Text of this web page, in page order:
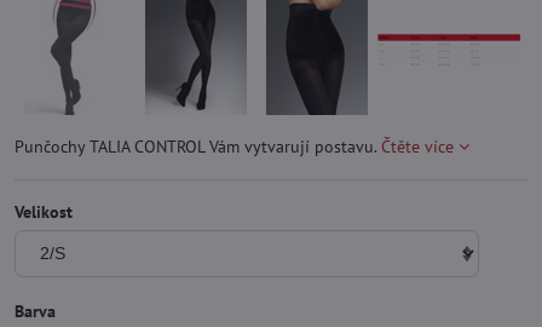
Punčochy TALIA CONTROL Vám vytvarují postavu. Čtěte více
Velikost
Barva